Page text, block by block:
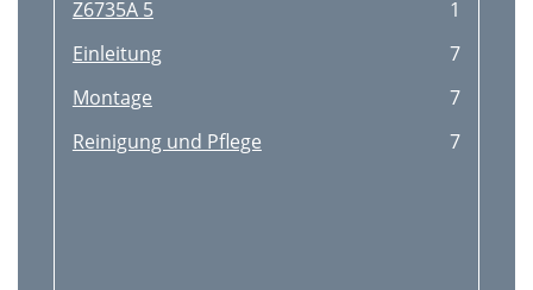
Z6735A 5
1
Einleitung
7
Montage
7
Reinigung und Pﬂege
7